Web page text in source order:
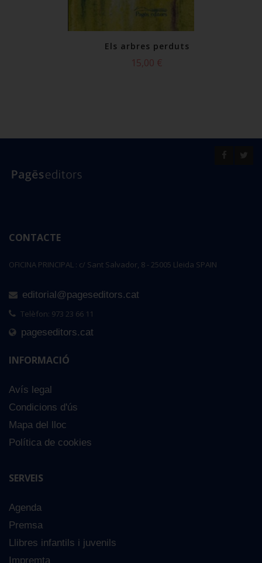
Els arbres perduts
15,00 €
CONTACTE
OFICINA PRINCIPAL : c/ Sant Salvador, 8 - 25005 Lleida SPAIN
editorial@pageseditors.cat
Telèfon: 973 23 66 11
pageseditors.cat
INFORMACIÓ
Avís legal
Condicions d'ús
Mapa del lloc
Política de cookies
SERVEIS
Agenda
Premsa
Llibres infantils i juvenils
Impremta